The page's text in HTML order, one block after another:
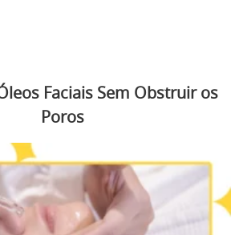
Faciais Sem Obstruir os
Poros